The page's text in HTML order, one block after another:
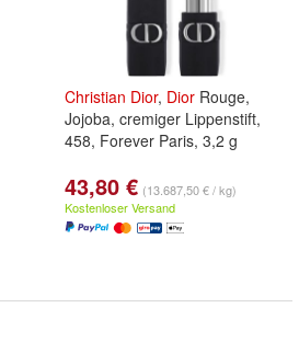
Christian Dior, Dior Rouge,
Jojoba, cremiger Lippenstift,
458, Forever Paris, 3,2 g
43,80 € (13.687,50 € / kg)
Kostenloser Versand